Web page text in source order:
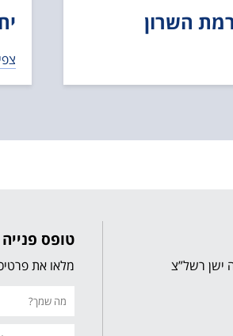
השרון
טופס
מלאו את